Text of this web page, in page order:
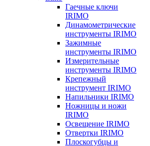
Гаечные ключи
IRIMO
Динамометрические
инструменты IRIMO
Зажимные
инструменты IRIMO
Измерительные
инструменты IRIMO
Крепежный
инструмент IRIMO
Напильники IRIMO
Ножницы и ножи
IRIMO
Освещение IRIMO
Отвертки IRIMO
Плоскогубцы и